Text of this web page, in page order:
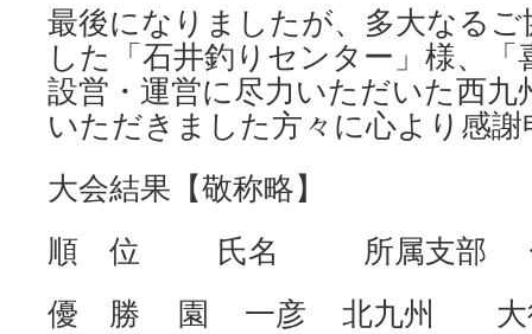
最後になりましたが、多大なる
した「石井釣りセンター」様、
設営・運営に尽力いただいた西九
いただきました方々に心より感
大会結果【敬称略】
順 位 氏名 所属支部 使
優 勝 園 一彦 北九州 大